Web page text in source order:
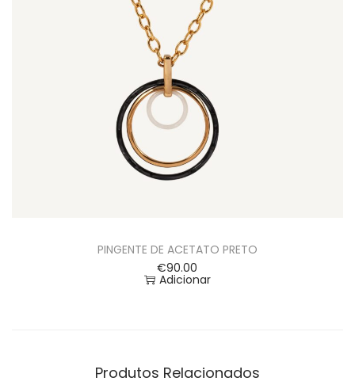
PINGENTE DE ACETATO PRETO
€90.00
Adicionar
Produtos Relacionados